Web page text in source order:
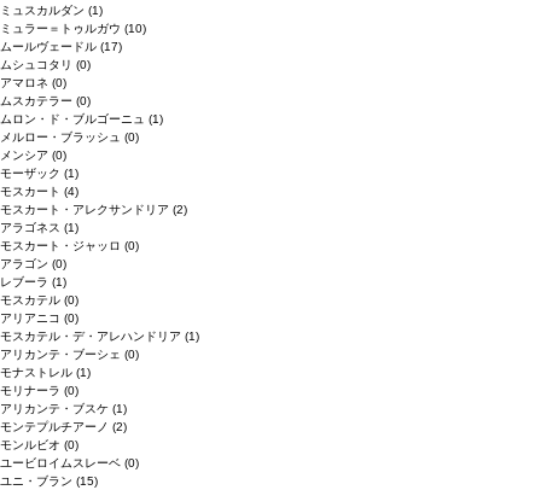
ミュスカルダン (1)
ミュラー＝トゥルガウ (10)
ムールヴェードル (17)
ムシュコタリ (0)
アマロネ (0)
ムスカテラー (0)
ムロン・ド・ブルゴーニュ (1)
メルロー・ブラッシュ (0)
メンシア (0)
モーザック (1)
モスカート (4)
モスカート・アレクサンドリア (2)
アラゴネス (1)
モスカート・ジャッロ (0)
アラゴン (0)
レブーラ (1)
モスカテル (0)
アリアニコ (0)
モスカテル・デ・アレハンドリア (1)
アリカンテ・ブーシェ (0)
モナストレル (1)
モリナーラ (0)
アリカンテ・ブスケ (1)
モンテプルチアーノ (2)
モンルビオ (0)
ユービロイムスレーベ (0)
ユニ・ブラン (15)